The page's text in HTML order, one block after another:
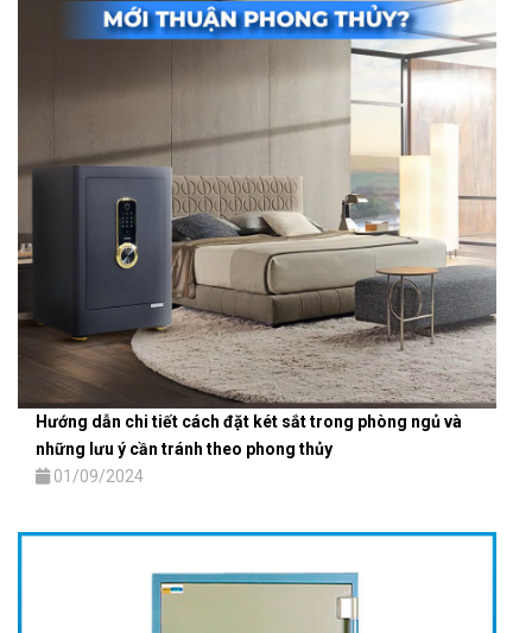
Hướng dẫn chi tiết cách đặt két sắt trong phòng ngủ và
những lưu ý cần tránh theo phong thủy
01/09/2024